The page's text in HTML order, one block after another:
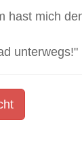
hast mich
unterwegs!"